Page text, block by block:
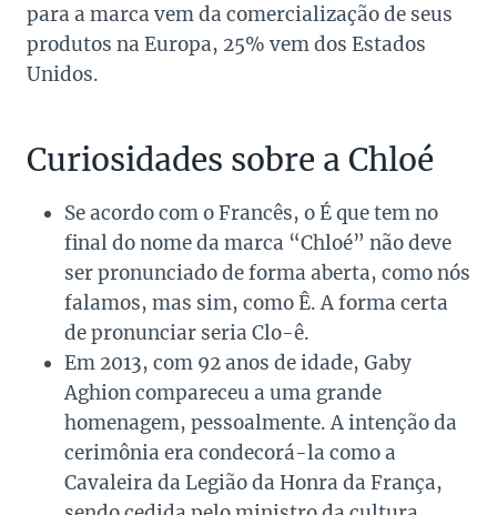
para a marca vem da comercialização de seus
produtos na Europa, 25% vem dos Estados
Unidos.
Curiosidades sobre a Chloé
Se acordo com o Francês, o É que tem no
final do nome da marca “Chloé” não deve
ser pronunciado de forma aberta, como nós
falamos, mas sim, como Ê. A forma certa
de pronunciar seria Clo-ê.
Em 2013, com 92 anos de idade, Gaby
Aghion compareceu a uma grande
homenagem, pessoalmente. A intenção da
cerimônia era condecorá-la como a
Cavaleira da Legião da Honra da França,